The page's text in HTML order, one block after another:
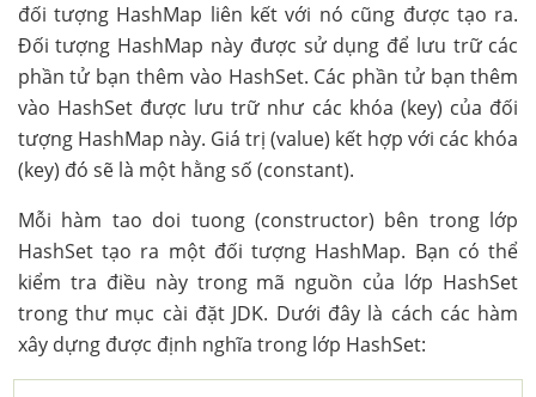
đối tượng HashMap liên kết với nó cũng được tạo ra.
Đối tượng HashMap này được sử dụng để lưu trữ các
phần tử bạn thêm vào HashSet. Các phần tử bạn thêm
vào HashSet được lưu trữ như các khóa (key) của đối
tượng HashMap này. Giá trị (value) kết hợp với các khóa
(key) đó sẽ là một hằng số (constant).
Mỗi hàm tao doi tuong (constructor) bên trong lớp
HashSet tạo ra một đối tượng HashMap. Bạn có thể
kiểm tra điều này trong mã nguồn của lớp HashSet
trong thư mục cài đặt JDK. Dưới đây là cách các hàm
xây dựng được định nghĩa trong lớp HashSet: